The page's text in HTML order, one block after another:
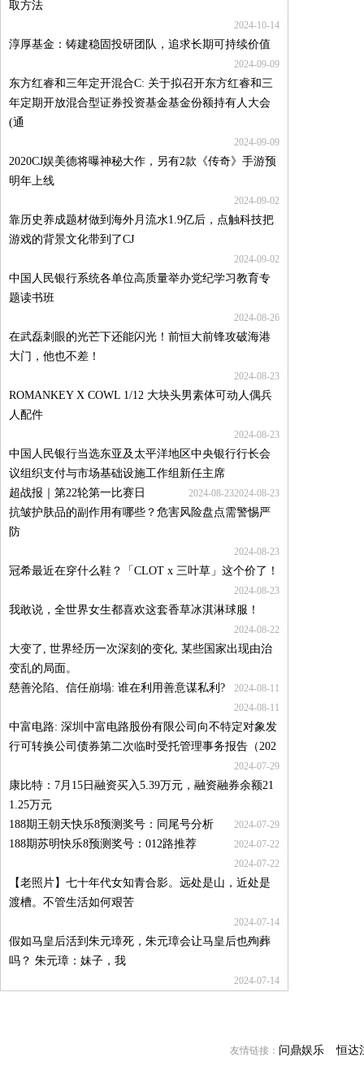
取方法
2024-10-14
淳厚基金：铸建稳固投研团队，追求长期可持续价值
2024-09-09
东方红睿和三年定开混合C: 关于拟召开东方红睿和三
年定期开放混合型证券投资基金基金份额持有人大会
(通
2024-09-09
2020CJ娱美德将曝神秘大作，另有2款《传奇》手游预
明年上线
2024-09-02
靠历史养成题材做到海外月流水1.9亿后，点触科技把
游戏的背景文化带到了CJ
2024-09-02
中国人民银行系统各单位高质量举办党纪学习教育专
题读书班
2024-08-26
在武磊刺眼的光芒下还能闪光！前恒大前锋攻破海港
大门，他也不差！
2024-08-23
ROMANKEY X COWL 1/12 大块头男素体可动人偶兵
人配件
2024-08-23
中国人民银行当选东亚及太平洋地区中央银行行长会
议组织支付与市场基础设施工作组新任主席
2024-08-23
超战报｜第22轮第一比赛日 2024-08-23
抗皱护肤品的副作用有哪些？危害风险盘点需警惕严
防
2024-08-23
冠希最近在穿什么鞋？「CLOT x 三叶草」这个价了！
2024-08-23
我敢说，全世界女生都喜欢这套香草冰淇淋球服！
2024-08-22
大变了, 世界经历一次深刻的变化, 某些国家出现由治
变乱的局面。
2024-08-11
慈善沦陷、信任崩塌: 谁在利用善意谋私利?
2024-08-11
中富电路: 深圳中富电路股份有限公司向不特定对象发
行可转换公司债券第二次临时受托管理事务报告（202
2024-07-29
康比特：7月15日融资买入5.39万元，融资融券余额21
1.25万元
2024-07-29
188期王朝天快乐8预测奖号：同尾号分析
2024-07-22
188期苏明快乐8预测奖号：012路推荐
2024-07-22
【老照片】七十年代女知青合影。远处是山，近处是
渡槽。不管生活如何艰苦
2024-07-14
假如马皇后活到朱元璋死，朱元璋会让马皇后也殉葬
吗？ 朱元璋：妹子，我
2024-07-14
友情链接： 问鼎娱乐 恒达